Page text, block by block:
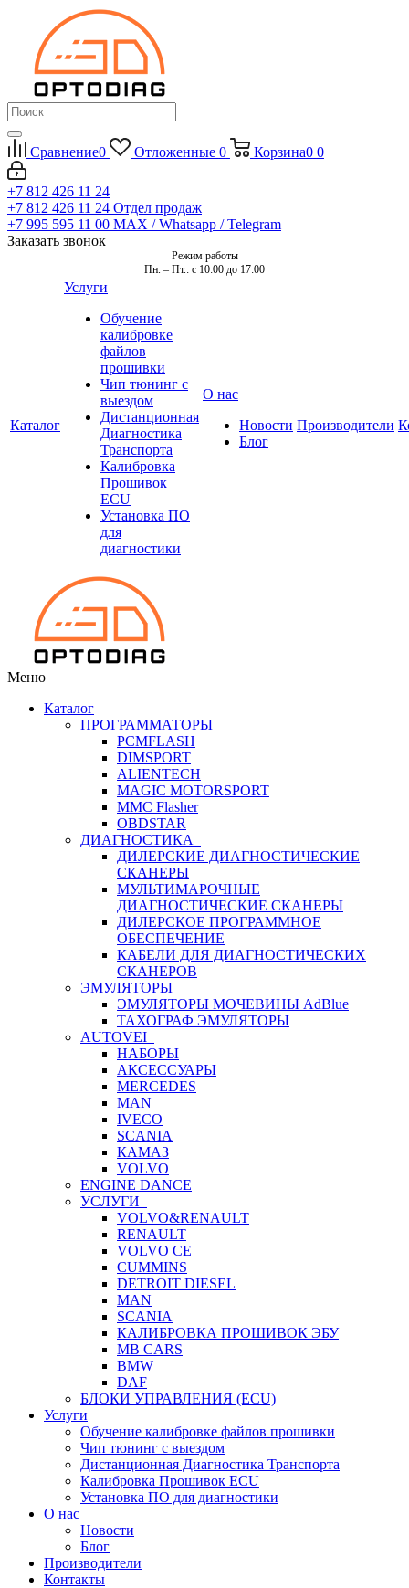
Сравнение0 Отложенные 0 Корзина0 0
+7 812 426 11 24
+7 812 426 11 24 Отдел продаж
+7 995 595 11 00 MAX / Whatsapp / Telegram
Заказать звонок
Режим работы
Пн. – Пт.: с 10:00 до 17:00
Каталог
Услуги
Обучение
калибровке
файлов
прошивки
Чип тюнинг с
выездом
Дистанционная
Диагностика
Транспорта
Калибровка
Прошивок
ECU
Установка ПО
для
диагностики
О нас
Новости
Блог
Производители
Меню
Каталог
ПРОГРАММАТОРЫ
PCMFLASH
DIMSPORT
ALIENTECH
MAGIC MOTORSPORT
MMC Flasher
OBDSTAR
ДИАГНОСТИКА
ДИЛЕРСКИЕ ДИАГНОСТИЧЕСКИЕ
СКАНЕРЫ
МУЛЬТИМАРОЧНЫЕ
ДИАГНОСТИЧЕСКИЕ СКАНЕРЫ
ДИЛЕРСКОЕ ПРОГРАММНОЕ
ОБЕСПЕЧЕНИЕ
КАБЕЛИ ДЛЯ ДИАГНОСТИЧЕСКИХ
СКАНЕРОВ
ЭМУЛЯТОРЫ
ЭМУЛЯТОРЫ МОЧЕВИНЫ АdBlue
ТАХОГРАФ ЭМУЛЯТОРЫ
AUTOVEI
НАБОРЫ
АКСЕССУАРЫ
MERCEDES
MAN
IVECO
SCANIA
КАМАЗ
VOLVO
ENGINE DANCE
УСЛУГИ
VOLVO&RENAULT
RENAULT
VOLVO CE
CUMMINS
DETROIT DIESEL
MAN
SCANIA
КАЛИБРОВКА ПРОШИВОК ЭБУ
MB CARS
BMW
DAF
БЛОКИ УПРАВЛЕНИЯ (ECU)
Услуги
Обучение калибровке файлов прошивки
Чип тюнинг с выездом
Дистанционная Диагностика Транспорта
Калибровка Прошивок ECU
Установка ПО для диагностики
О нас
Новости
Блог
Производители
Контакты